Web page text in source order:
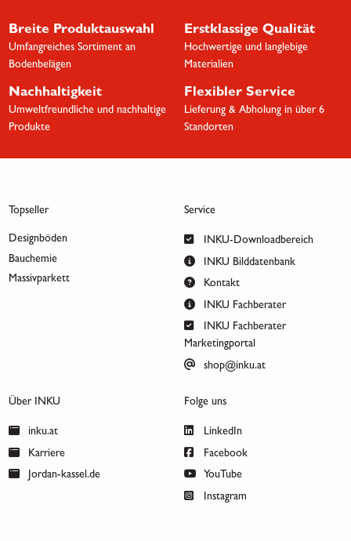
Breite Produktauswahl
Umfangreiches Sortiment an
Bodenbelägen
Erstklassige Qualität
Hochwertige und langlebige
Materialien
Nachhaltigkeit
Umweltfreundliche und nachhaltige
Produkte
Flexibler Service
Lieferung & Abholung in über 6
Standorten
Topseller
Designböden
Bauchemie
Massivparkett
Service
INKU-Downloadbereich
INKU Bilddatenbank
Kontakt
INKU Fachberater
INKU Fachberater
Marketingportal
shop@inku.at
Über INKU
inku.at
Karriere
Jordan-kassel.de
Folge uns
LinkedIn
Facebook
YouTube
Instagram